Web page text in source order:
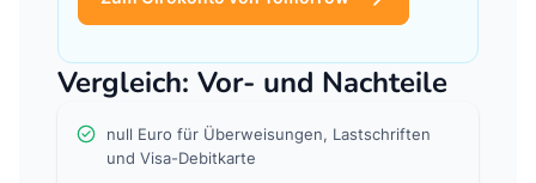
Vergleich: Vor- und Nachteile
null Euro für Überweisungen, Lastschriften
und Visa-Debitkarte